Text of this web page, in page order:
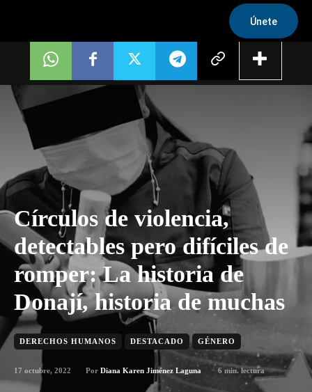
Únete
Círculos de violencia,
detectables pero difíciles de
romper: La historia de
Donají, historia de muchas
DERECHOS HUMANOS DESTACADO GÉNERO
17 octubre, 2022 Por Diana Karen Jiménez Laguna 6 min. lectura